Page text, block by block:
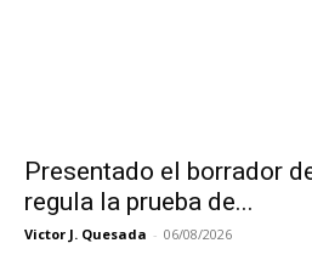
Presentado el borrador
regula la prueba de...
Victor J. Quesada - 06/08/2026